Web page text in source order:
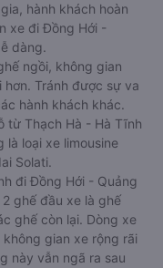
hành khách hoàn
xe đi Đồng Hới -
dàng.
ngồi, không gian
Tránh được sự va
hành khách khác.
từ Thạch Hà - Hà Tĩnh
là loại xe limousine
Solati.
đi Đồng Hới - Quảng
ghế đầu xe là ghế
ghế còn lại. Dòng xe
gian xe rộng rãi
này vẫn ngã ra sau